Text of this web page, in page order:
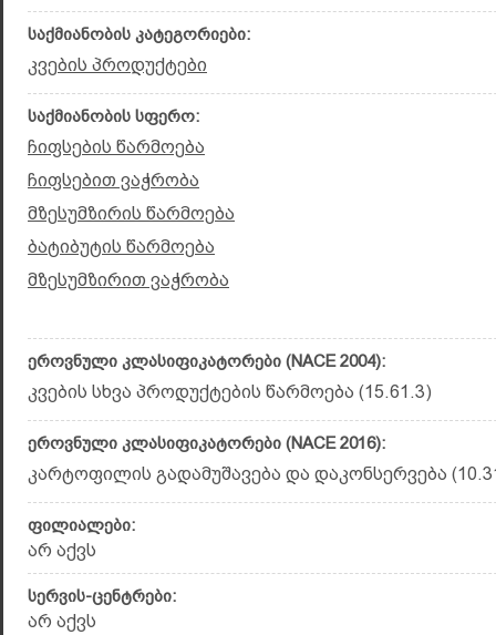
საქმიანობის კატეგორიები:
კვების პროდუქტები
საქმიანობის სფერო:
ჩიფსების წარმოება
ჩიფსებით ვაჭრობა
მზესუმზირის წარმოება
ბატიბუტის წარმოება
მზესუმზირით ვაჭრობა
ეროვნული კლასიფიკატორები (NACE 2004):
კვების სხვა პროდუქტების წარმოება (15.61.3)
ეროვნული კლასიფიკატორები (NACE 2016):
კარტოფილის გადამუშავება და დაკონსერვება
ფილიალები:
არ აქვს
სერვის-ცენტრები:
არ აქვს